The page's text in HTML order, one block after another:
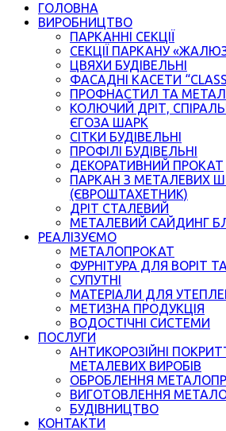
ГОЛОВНА
ВИРОБНИЦТВО
ПАРКАННІ СЕКЦІЇ
СЕКЦІЇ ПАРКАНУ
ЦВЯХИ БУДІВЕЛЬНІ
ФАСАДНІ КАСЕТИ
ПРОФНАСТИЛ ТА
КОЛЮЧИЙ ДРІТ,
ЄГОЗА ШАРК
СІТКИ БУДІВЕЛЬНІ
ПРОФІЛІ БУДІВЕЛЬНІ
ДЕКОРАТИВНИЙ ПРОКАТ
ПАРКАН З МЕТАЛЕВИХ
(ЄВРОШТАХЕТНИК)
ДРІТ СТАЛЕВИЙ
МЕТАЛЕВИЙ САЙДИНГ
РЕАЛІЗУЄМО
МЕТАЛОПРОКАТ
ФУРНІТУРА ДЛЯ ВОРІТ
СУПУТНІ
МАТЕРІАЛИ ДЛЯ
МЕТИЗНА ПРОДУКЦІЯ
ВОДОСТІЧНІ СИСТЕМИ
ПОСЛУГИ
АНТИКОРОЗІЙНІ
МЕТАЛЕВИХ ВИРОБІВ
ОБРОБЛЕННЯ
ВИГОТОВЛЕННЯ
БУДІВНИЦТВО
КОНТАКТИ